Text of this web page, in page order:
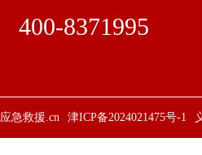
400-8371995
应急救援.cn 津ICP备2024021475号-1